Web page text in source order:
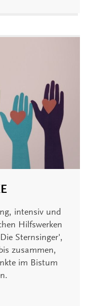
intensiv und
Hilfswerken
Sternsinger',
zusammen,
im Bistum